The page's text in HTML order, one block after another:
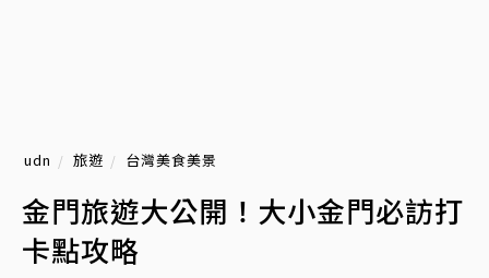
udn 旅遊 台灣美食美景
金門旅遊大公開！大小金門必訪打
卡點攻略